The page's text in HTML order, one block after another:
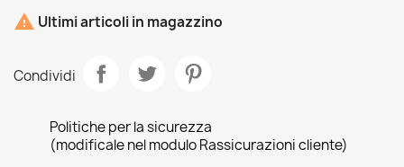
 Ultimi articoli in magazzino
Condividi
Politiche per la sicurezza
(modificale nel modulo Rassicurazioni cliente)